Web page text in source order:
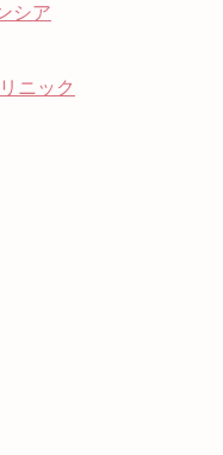
シア
ニック